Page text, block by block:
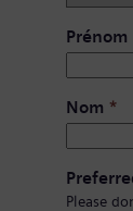
Prénom
Nom *
Please